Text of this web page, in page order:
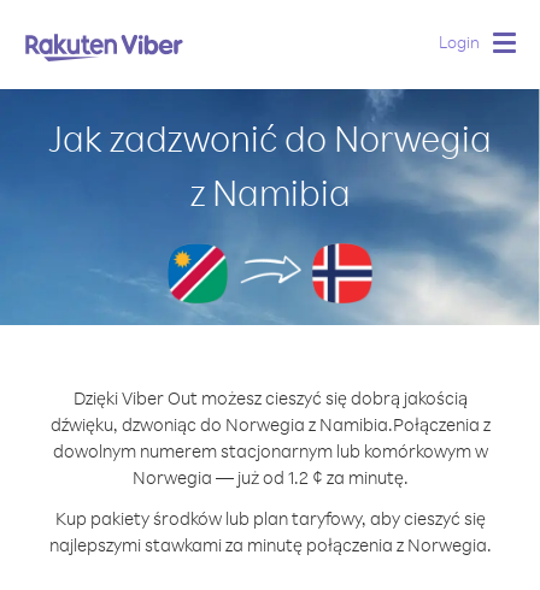
Login
Jak zadzwonić do Norwegia
z Namibia
Dzięki Viber Out możesz cieszyć się dobrą jakością
dźwięku, dzwoniąc do Norwegia z Namibia.Połączenia z
dowolnym numerem stacjonarnym lub komórkowym w
Norwegia — już od 1.2 ¢ za minutę.
Kup pakiety środków lub plan taryfowy, aby cieszyć się
najlepszymi stawkami za minutę połączenia z Norwegia.